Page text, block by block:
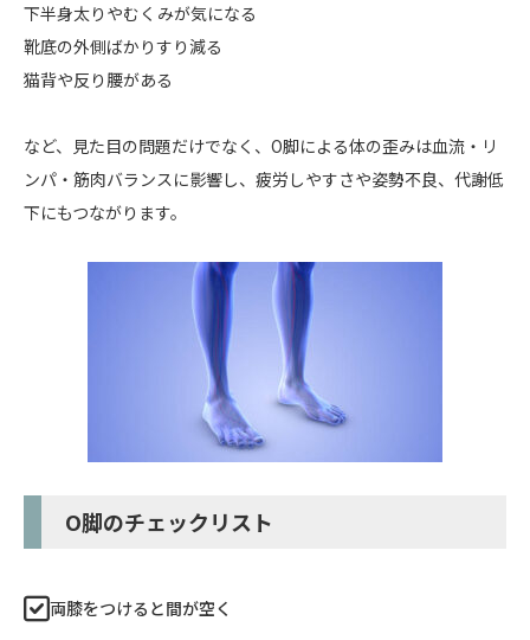
下半身太りやむくみが気になる
靴底の外側ばかりすり減る
猫背や反り腰がある
など、見た目の問題だけでなく、O脚による体の歪みは血流・リ
ンパ・筋肉バランスに影響し、疲労しやすさや姿勢不良、代謝低
下にもつながります。
O脚のチェックリスト
両膝をつけると間が空く